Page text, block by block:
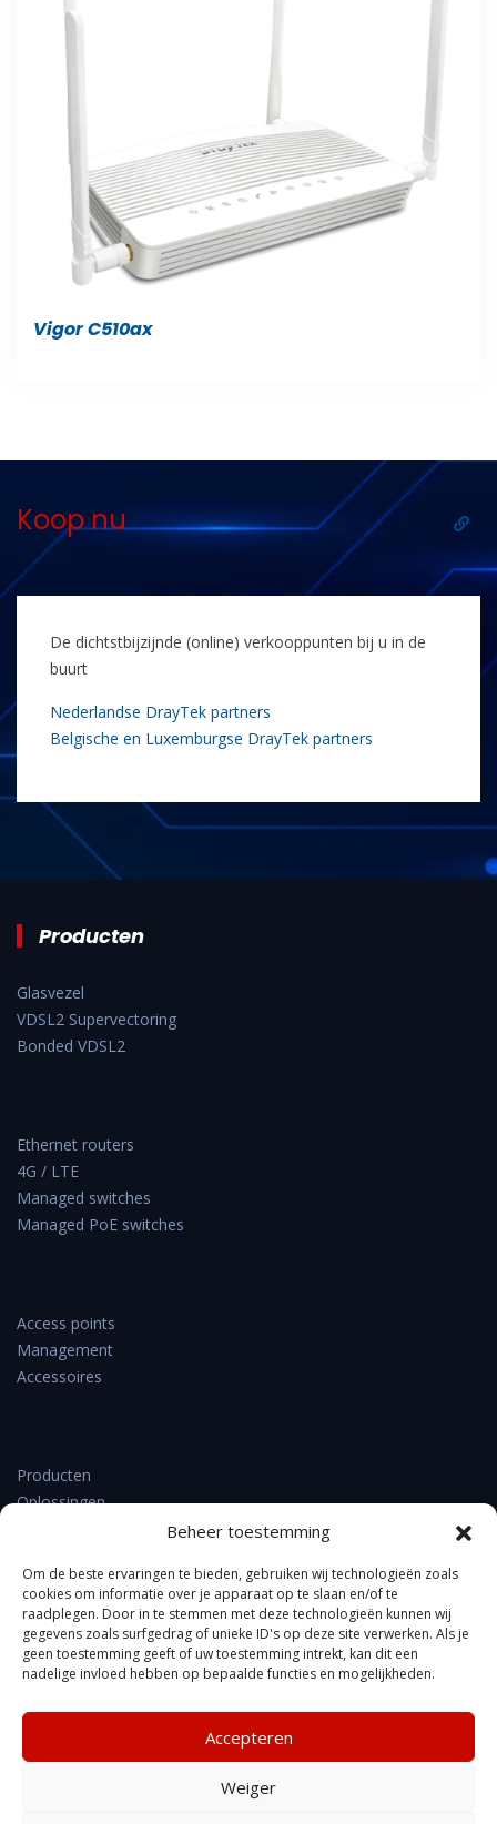
Beheer toestemming
Om de beste ervaringen te bieden, gebruiken wij technologieën zoals
cookies om informatie over je apparaat op te slaan en/of te
raadplegen. Door in te stemmen met deze technologieën kunnen wij
gegevens zoals surfgedrag of unieke ID's op deze site verwerken. Als je
geen toestemming geeft of uw toestemming intrekt, kan dit een
nadelige invloed hebben op bepaalde functies en mogelijkheden.
Accepteren
Weiger
Vigor C510ax
Koop nu
De dichtstbijzijnde (online) verkooppunten bij u in de
buurt
Nederlandse DrayTek partners
Belgische en Luxemburgse DrayTek partners
Producten
Glasvezel
VDSL2 Supervectoring
Bonded VDSL2
Ethernet routers
4G / LTE
Managed switches
Managed PoE switches
Access points
Management
Accessoires
Producten
Oplossingen
Support & downloads
Nieuws
Contact
Over DrayTek
FAQ
Kennisbank